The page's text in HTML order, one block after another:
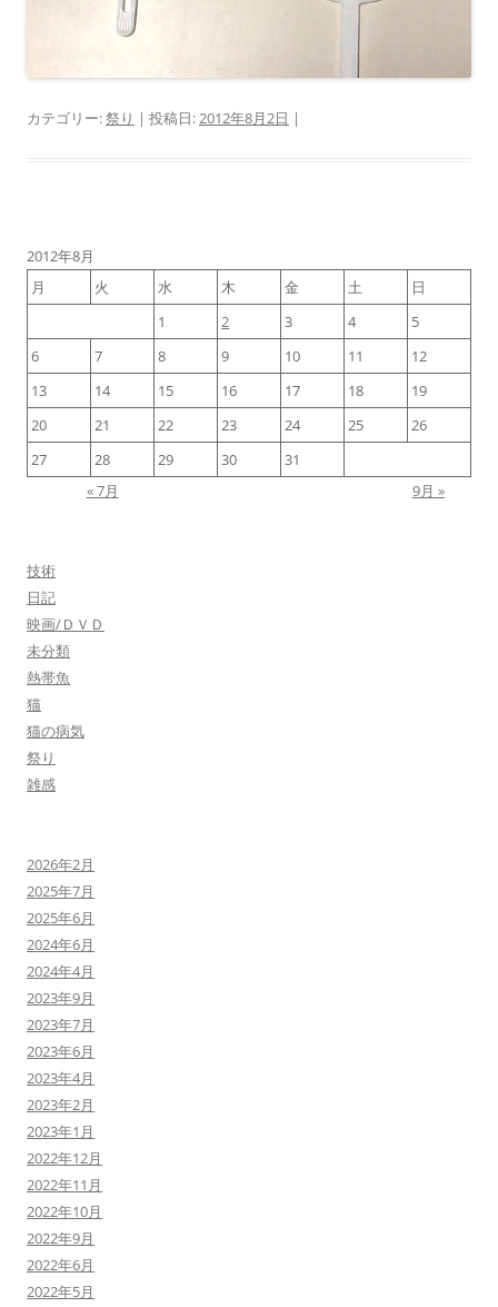
カテゴリー:祭り | 投稿日:2012年8月2日 |
2012年8月
月
火 水 木 金 土
日
1
2 3 4
5
6
7 8 9 10 11
12
13
14 15 16 17 18
19
20
21 22 23 24 25
26
27
28 29 30
31
« 7月
9月 »
技術
日記
映画/ＤＶＤ
未分類
熱帯魚
猫
猫の病気
祭り
雑感
2026年2月
2025年7月
2025年6月
2024年6月
2024年4月
2023年9月
2023年7月
2023年6月
2023年4月
2023年2月
2023年1月
2022年12月
2022年11月
2022年10月
2022年9月
2022年6月
2022年5月